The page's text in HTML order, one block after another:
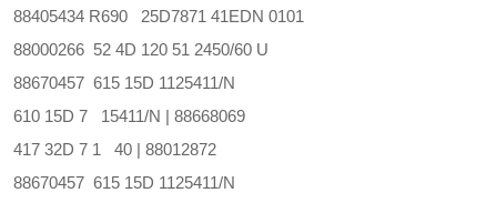
88405434 R690 25D7871 41EDN 0101
88000266 52 4D 120 51 2450/60 U
88670457 615 15D 1125411/N
610 15D 7 15411/N | 88668069
417 32D 7 1 40 | 88012872
88670457 615 15D 1125411/N